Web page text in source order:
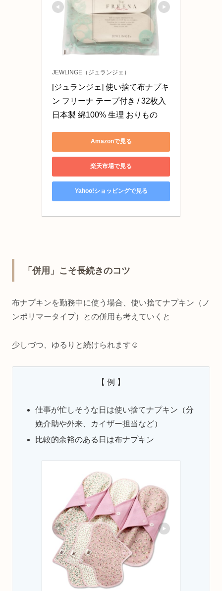
JEWLINGE（ジュランジェ）
[ジュランジェ] 使い捨て布ナプキ
ン フリーナ テープ付き / 32枚入
日本製 綿100% 生理 おりもの
Amazonで見る
楽天市場で見る
Yahoo!ショッピングで見る
「併用」こそ長続きのコツ
布ナプキンを勤務中に使う場合、 使い捨てナプキン（ノ
ンポリマータイプ）との併用も考えていくと
少しづつ、ゆるりと続けられます☺️
【 例 】
仕事が忙しそうな日は使い捨てナプキン（分
娩介助や外来、カイザー担当など）
比較的余裕のある日は布ナプキン